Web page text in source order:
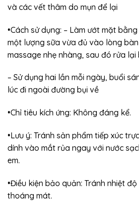
và các vết thâm do mụn để lại
•Cách sử dụng: – Làm ướt mặt
một lượng sữa vừa đủ vào lòng
massage nhẹ nhàng, sau đó rửa lại
– Sử dụng hai lần mỗi ngày, buổi
lúc đi ngoài đường bụi về
•Chỉ tiêu kích ứng: Không đáng kể.
•Lưu ý: Tránh sản phẩm tiếp xúc
dính vào mắt rủa ngay với nước
em.
•Điều kiện bảo quản: Tránh nhiệt
thoáng mát.